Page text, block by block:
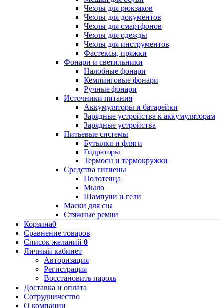
Чехлы для рюкзаков
Чехлы для документов
Чехлы для смартфонов
Чехлы для одежды
Чехлы для инструментов
Фастексы, пряжки
Фонари и светильники
Налобные фонари
Кемпинговые фонари
Ручные фонари
Источники питания
Аккумуляторы и батарейки
Зарядные устройства к аккумуляторам
Зарядные устройства
Питьевые системы
Бутылки и фляги
Гидраторы
Термосы и термокружки
Средства гигиены
Полотенца
Мыло
Шампуни и гели
Маски для сна
Стяжные ремни
Корзина0
Сравнение товаров
Список желаний 0
Личный кабинет
Авторизация
Регистрация
Восстановить пароль
Доставка и оплата
Сотрудничество
О компании